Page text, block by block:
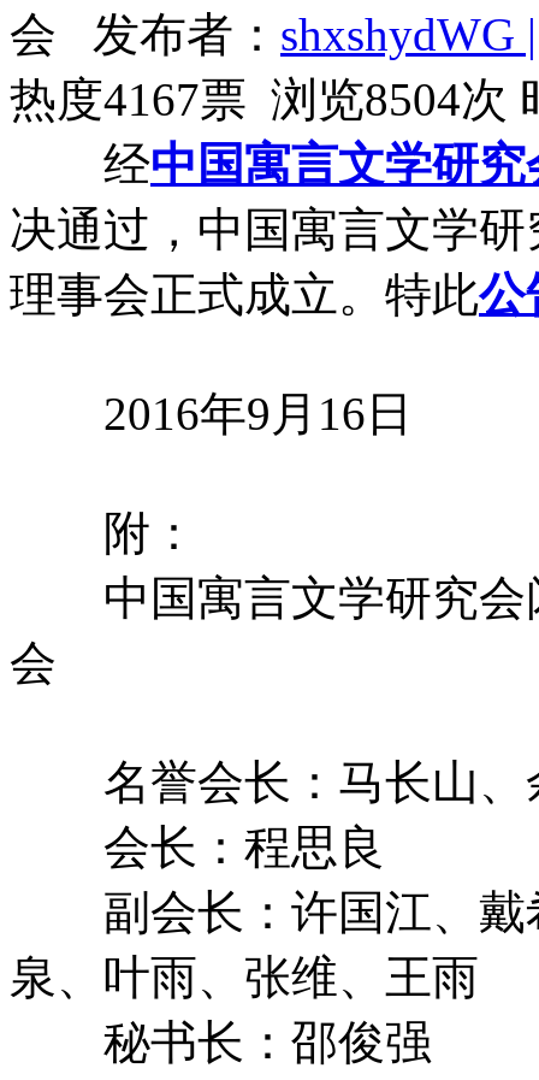
会 发布者： shxshydWG |
热度4167票 浏览8504次
经中国寓言文学研究
决通过，中国寓言文学
理事会正式成立。特此公
2016年9月16日
附：
中国寓言文学研究会
会
名誉会长：马长山、
会长：程思良
副会长：许国江、戴
泉、叶雨、张维、王雨
秘书长：邵俊强